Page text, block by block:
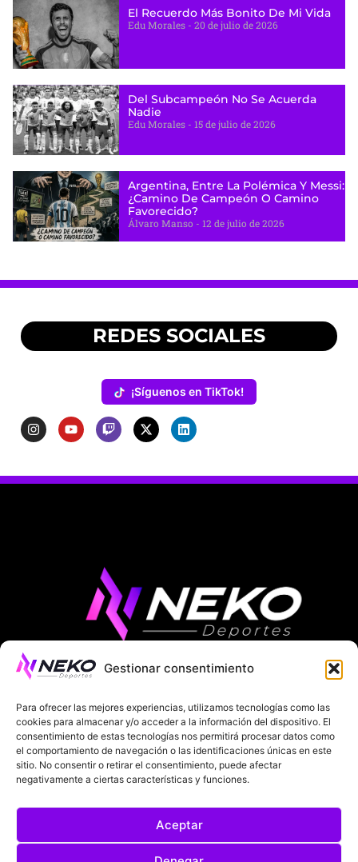
Gestionar consentimiento
Para ofrecer las mejores experiencias, utilizamos tecnologías como las
cookies para almacenar y/o acceder a la información del dispositivo. El
consentimiento de estas tecnologías nos permitirá procesar datos como
el comportamiento de navegación o las identificaciones únicas en este
sitio. No consentir o retirar el consentimiento, puede afectar
negativamente a ciertas características y funciones.
Aceptar
El Recuerdo Más Bonito De Mi Vida
Edu Morales 20 de julio de 2026
Del Subcampeón No Se Acuerda
Nadie
Edu Morales 15 de julio de 2026
Argentina, Entre La Polémica Y Messi:
¿camino De Campeón O Camino
Favorecido?
Álvaro Manso 12 de julio de 2026
REDES SOCIALES
¡Síguenos en TikTok!
ÚLTIMAS NOTICIAS COMPETICIONES EUROPEAS
LA LIGA MUNDIAL 2026 FÚTBOL INTERNACIONAL
SOBRE NOSOTROS
POLÍTICA DE PRIVACIDAD
POLÍTICA DE COOKIES